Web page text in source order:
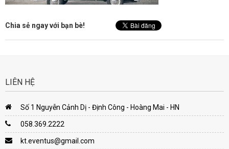
Chia sẻ ngay với bạn bè!
LIÊN HỆ
Số 1 Nguyễn Cảnh Dị - Định Công - Hoàng Mai - HN
058.369.2222
kt.eventus@gmail.com